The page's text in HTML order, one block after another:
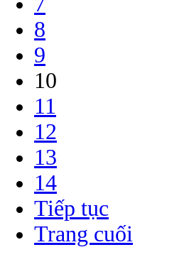
8
9
10
11
12
13
14
Tiếp tục
Trang cuối